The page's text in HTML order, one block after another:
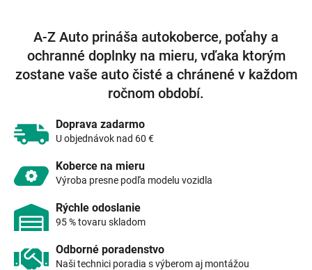
á
d
a
c
i
e
v
A-Z Auto prináša autokoberce, poťahy a
ochranné doplnky na mieru, vďaka ktorým
zostane vaše auto čisté a chránené v každom
ročnom období.
Doprava zadarmo
U objednávok nad 60 €
Koberce na mieru
Výroba presne podľa modelu vozidla
Rýchle odoslanie
95 % tovaru skladom
Odborné poradenstvo
Naši technici poradia s výberom aj montážou